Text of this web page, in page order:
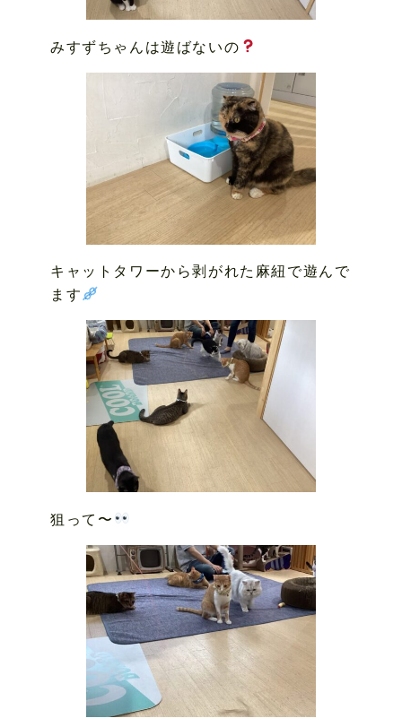
みすずちゃんは遊ばないの
キャットタワーから剥がれた麻紐で遊んで
ます
狙って〜